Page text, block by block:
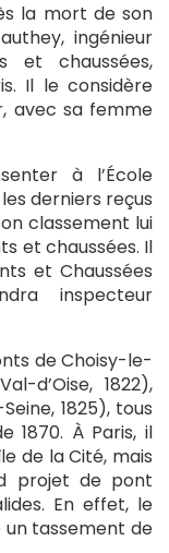
la mort de son
ingénieur
et chaussées,
Il le considère
avec sa femme
à l’École
derniers reçus
classement lui
et chaussées. Il
et Chaussées
inspecteur
de Choisy-le-
d’Oise, 1822),
1825), tous
1870. À Paris, il
de la Cité, mais
projet de pont
En effet, le
un tassement de